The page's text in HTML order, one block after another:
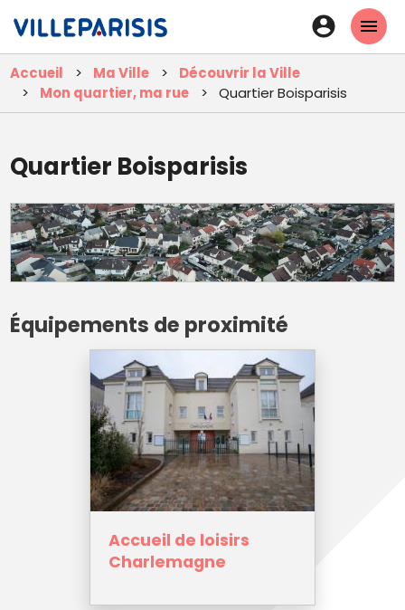
contenu
principal
En-
tête
-
Accueil Ma Ville
Découvrir la Ville
Mon quartier, ma rue
Quartier Boisparisis
Quartier Boisparisis
Équipements de proximité
Accueil de loisirs
Charlemagne